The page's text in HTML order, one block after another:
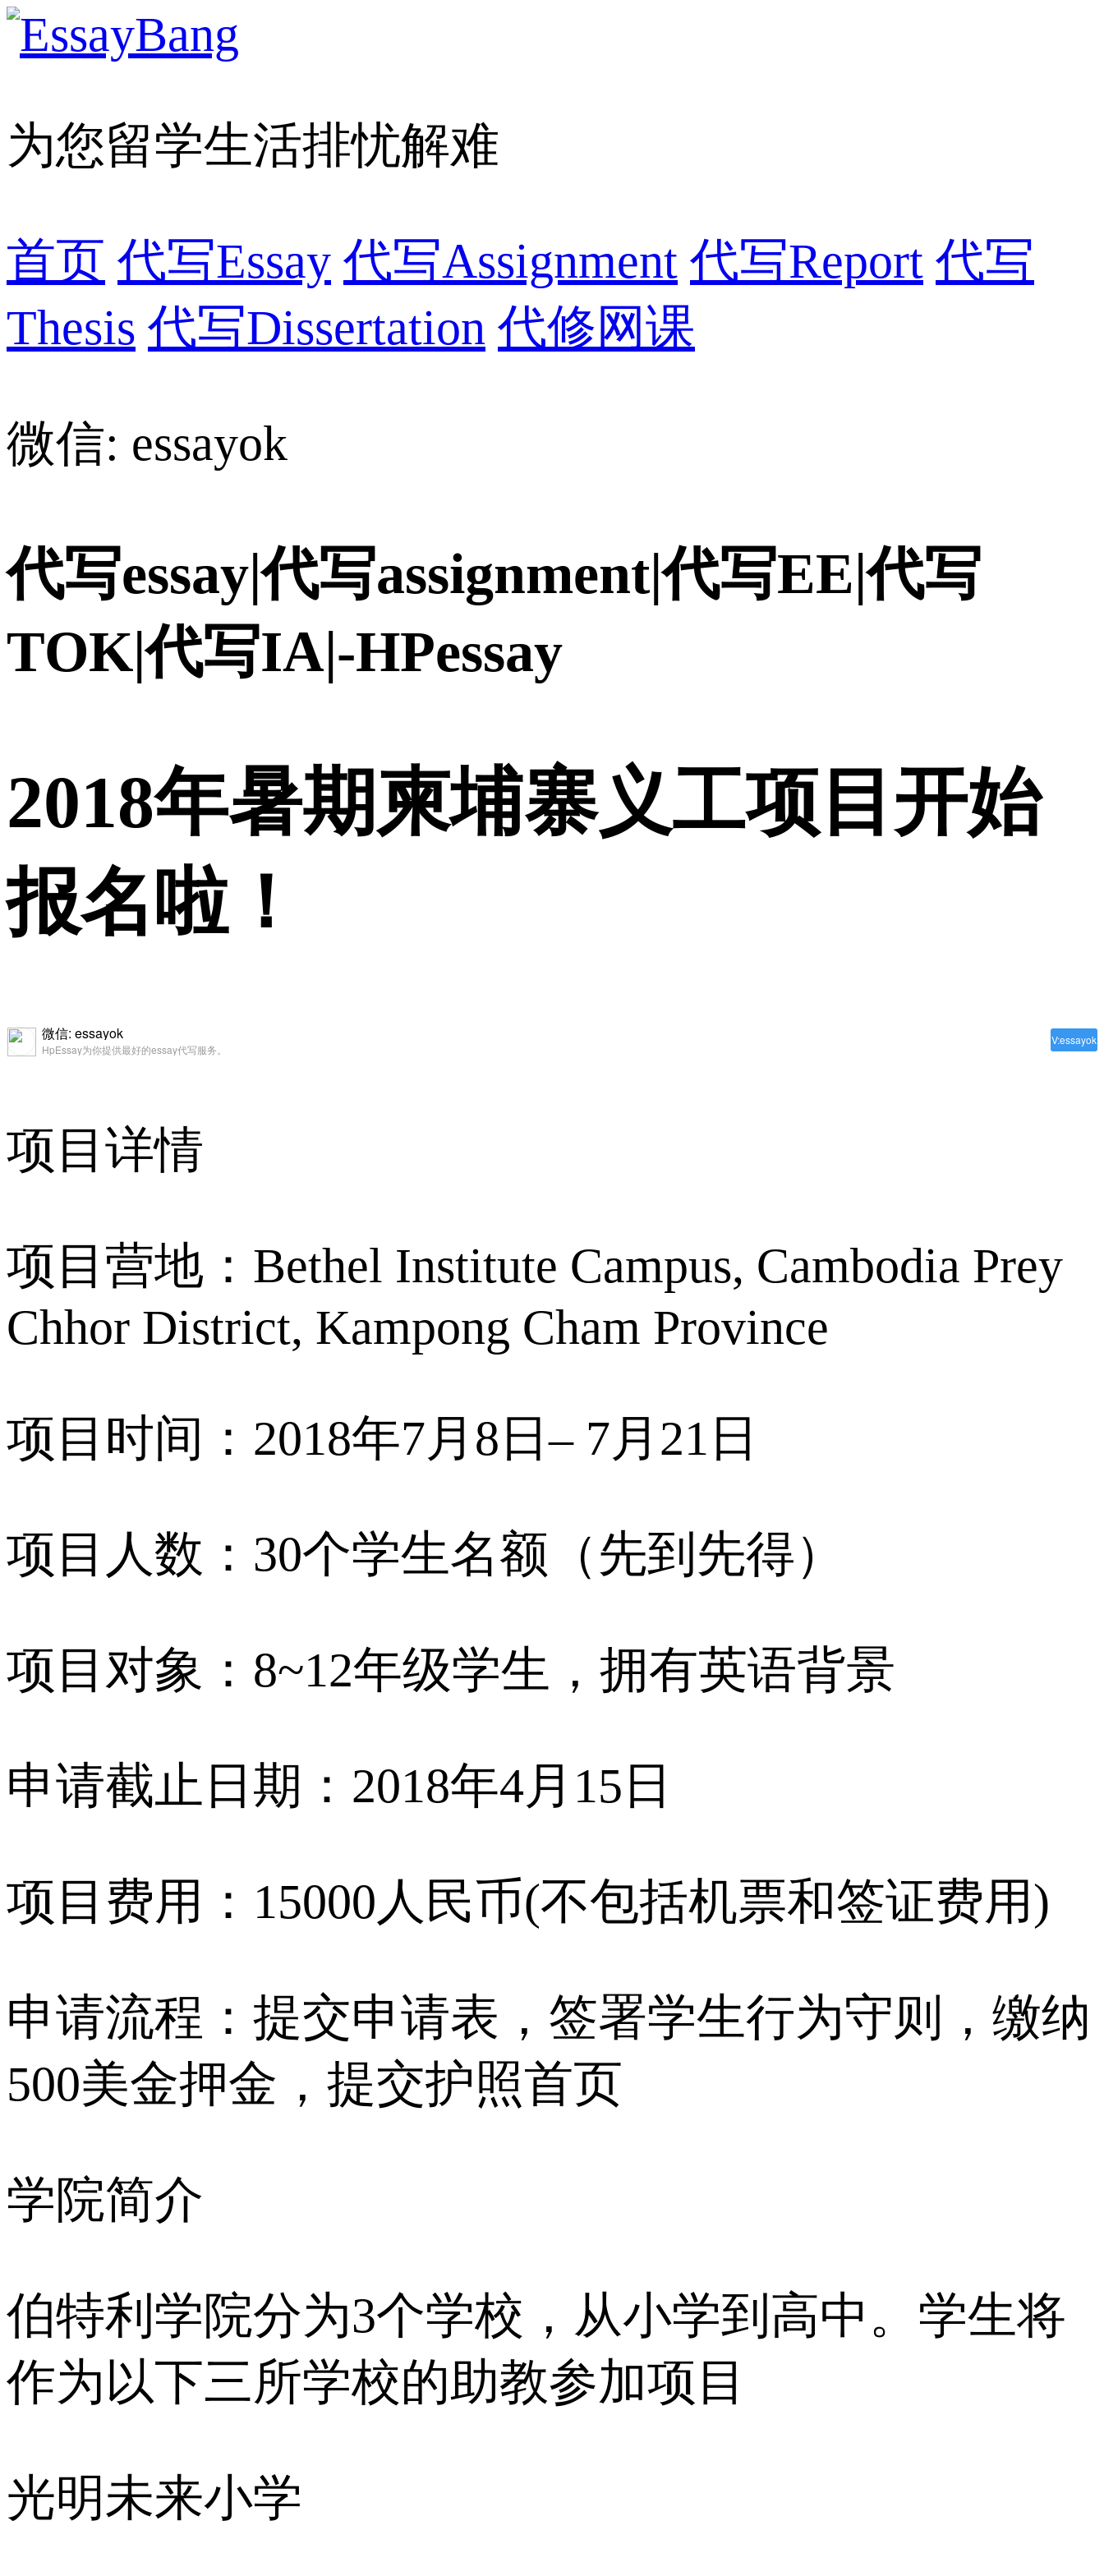
为您留学生活排忧解难
首页 代写Essay 代写Assignment 代写Report 代写
Thesis 代写Dissertation 代修网课
微信: essayok
代写essay|代写assignment|代写EE|代写
TOK|代写IA|-HPessay
2018年暑期柬埔寨义工项目开始
报名啦！
V:essayok
微信: essayok
HpEssay为你提供最好的essay代写服务。
项目详情
项目营地：Bethel Institute Campus, Cambodia Prey
Chhor District, Kampong Cham Province
项目时间：2018年7月8日– 7月21日
项目人数：30个学生名额（先到先得）
项目对象：8~12年级学生，拥有英语背景
申请截止日期：2018年4月15日
项目费用：15000人民币(不包括机票和签证费用)
申请流程：提交申请表，签署学生行为守则，缴纳
500美金押金，提交护照首页
学院简介
伯特利学院分为3个学校，从小学到高中。学生将
作为以下三所学校的助教参加项目
光明未来小学